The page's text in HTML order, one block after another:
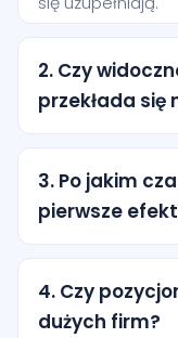
2. Czy
przekłada się
Tak, szczególnie
intencji.
konkretnej
dopiero
3. Po jakim
pierwsze
Pierwsze efekty
tygodniach od
rezultaty
4. Czy
dużych firm?